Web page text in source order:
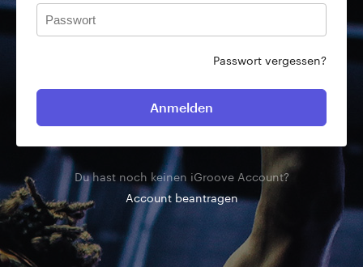
Passwort vergessen?
Anmelden
Du hast noch keinen iGroove Account?
Account beantragen